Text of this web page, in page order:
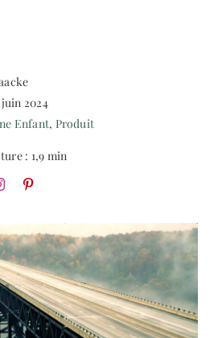
2024
Enfant, Produit
: 1,9 min